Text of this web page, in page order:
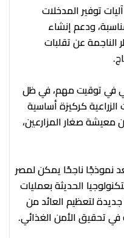
توفير المدخلات
ودعم إنشاء
الناجمة عن تقلبات
في توقيت مهم، في ظل
الزراعية كركيزة أساسية
معيشة صغار المزارعين،
نموذجًا ناجحًا يمكن لمصر
الحديثة بعمليات
جديدة لتعظيم العائد من
في تحقيق الأمن الغذائي.